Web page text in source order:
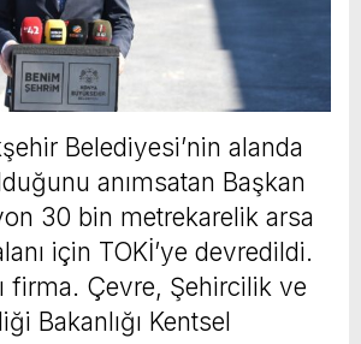
Belediyesi’nin alanda
anımsatan Başkan
30 bin metrekarelik arsa
için TOKİ’ye devredildi.
firma. Çevre, Şehircilik ve
Bakanlığı Kentsel